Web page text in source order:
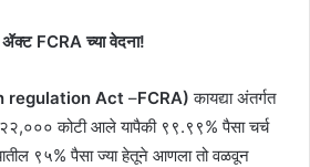
FCRA च्या वेदना!
regulation Act –FCRA)कायद्या अंतर्गत
२२,००० कोटी आले यापैकी ९९.९९% पैसा चर्च
९५% पैसा ज्या हेतूने आणला तो वळवून